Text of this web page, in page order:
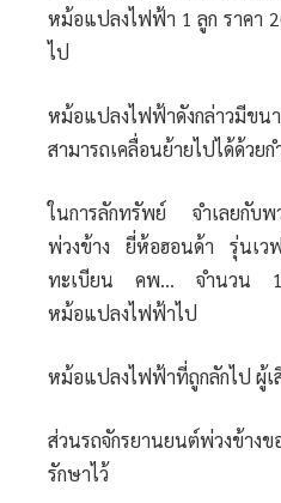
หม้อแปลงไฟฟ้า 1 ลูก ราคา
ไป
หม้อแปลงไฟฟ้าดังกล่าวมีข
สามารถเคลื่อนย้ายไปได้ด้วยก
ในการลักทรัพย์ จำเลยกับพ
พ่วงข้าง ยี่ห้อฮอนด้า รุ่นเ
ทะเบียน คพ... จำนวน
หม้อแปลงไฟฟ้าไป
หม้อแปลงไฟฟ้าที่ถูกลักไป ผู้เ
ส่วนรถจักรยานยนต์พ่วงข้าง
รักษาไว้